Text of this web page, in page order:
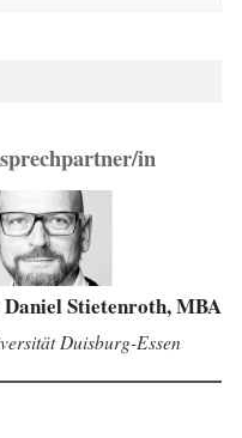
in
Stietenroth, MBA
Duisburg-Essen